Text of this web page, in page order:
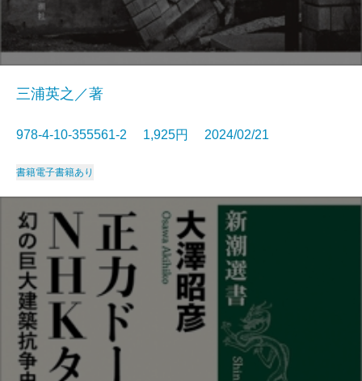
三浦英之／著
978-4-10-355561-2 1,925円 2024/02/21
書籍電子書籍あり